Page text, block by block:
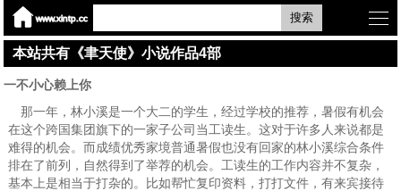
搜索
本站共有《聿天使》小说作品4部
一不小心赖上你
那一年，林小溪是一个大二的学生，经过学校的推荐，暑假有机会
在这个跨国集团旗下的一家子公司当工读生。这对于许多人来说都是
难得的机会。而成绩优秀家境普通暑假也没有回家的林小溪综合条件
排在了前列，自然得到了举荐的机会。工读生的工作内容并不复杂，
基本上是相当于打杂的。比如帮忙复印资料，打打文件，有来宾接待